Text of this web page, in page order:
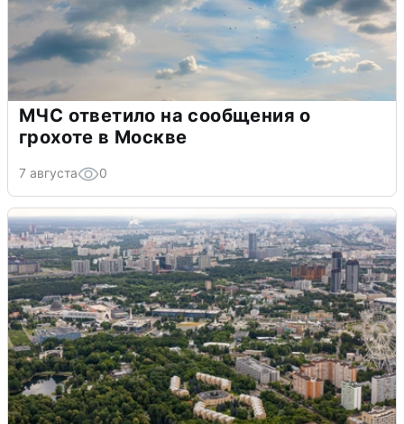
МЧС ответило на сообщения о
грохоте в Москве
7 августа 0